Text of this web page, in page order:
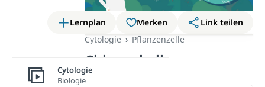
Lernplan Merken
Link teilen
Cytologie
Pflanzenzelle
Chlorophyll
Cytologie
Biologie